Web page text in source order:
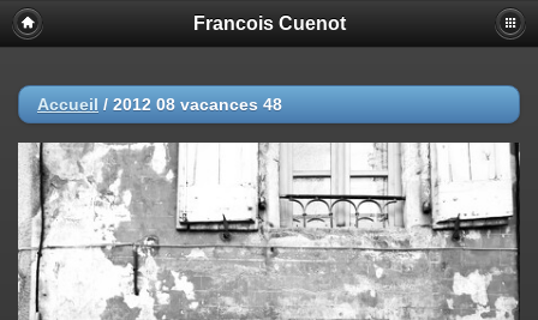
Francois Cuenot
Accueil / 2012 08 vacances 48